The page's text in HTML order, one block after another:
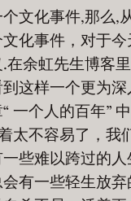
文化事件,那么,
化事件，对于今
在余虹先生博客
这样一个更为深
一个人的百年”
太不容易了，我
些难以跨过的人
有一些轻生放弃